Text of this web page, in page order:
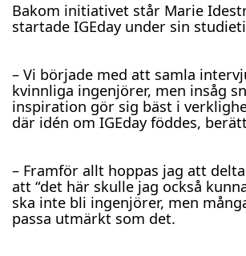
Bakom initiativet står Marie
startade IGEday under sin
– Vi började med att samla
kvinnliga ingenjörer, men insåg
inspiration gör sig bäst i
där idén om IGEday föddes,
– Framför allt hoppas jag att
att “det här skulle jag också
ska inte bli ingenjörer, men
passa utmärkt som det.